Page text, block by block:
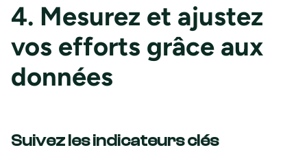
4. Mesurez et ajustez
vos efforts grâce aux
données
Suivez les indicateurs clés